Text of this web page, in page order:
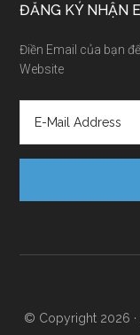
ĐĂNG KÝ NHẬN
Điền Email của bạn
Website
© Copyright 2026 ·